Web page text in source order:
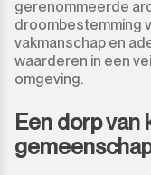
Guadiaro
La Alcaidesa
La Duquesa
Grond met Ruin
Commercieel
Bar
1.000.000€
1.100.000€
1.200.000€
gerenommeerde
droombestemming
vakmanschap en
waarderen in een
omgeving.
Een dorp van